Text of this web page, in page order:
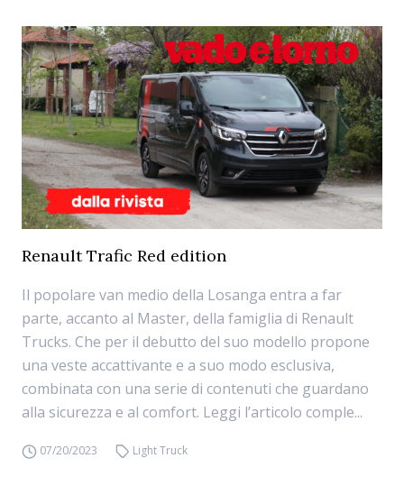
Renault Trafic Red edition
Il popolare van medio della Losanga entra a far
parte, accanto al Master, della famiglia di Renault
Trucks. Che per il debutto del suo modello propone
una veste accattivante e a suo modo esclusiva,
combinata con una serie di contenuti che guardano
alla sicurezza e al comfort. Leggi l’articolo comple...
07/20/2023 Light Truck